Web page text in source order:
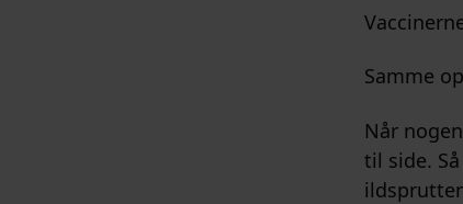
Samme
Når
til side.